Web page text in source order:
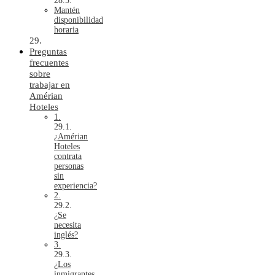
Mantén
disponibilidad
horaria
Preguntas
frecuentes
sobre
trabajar en
Amérian
Hoteles
1.
¿Amérian
Hoteles
contrata
personas
sin
experiencia?
2.
¿Se
necesita
inglés?
3.
¿Los